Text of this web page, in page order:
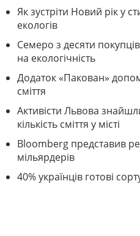
Як зустріти Новий рік у
екологів
Семеро з десяти
на екологічність
Додаток «Пакован»
сміття
Активісти Львова
кількість сміття у місті
Bloomberg представив
мільярдерів
40% українців готові